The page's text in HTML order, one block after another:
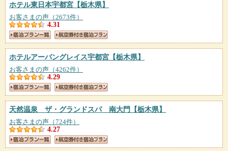
ホテル東日本宇都宮 【栃木県】
お客さまの声（2673件）
4.31
ホテルアーバングレイス宇都宮 【栃木県】
お客さまの声（4262件）
4.29
天然温泉 ザ・グランドスパ 南大門 【栃木県】
お客さまの声（724件）
4.27